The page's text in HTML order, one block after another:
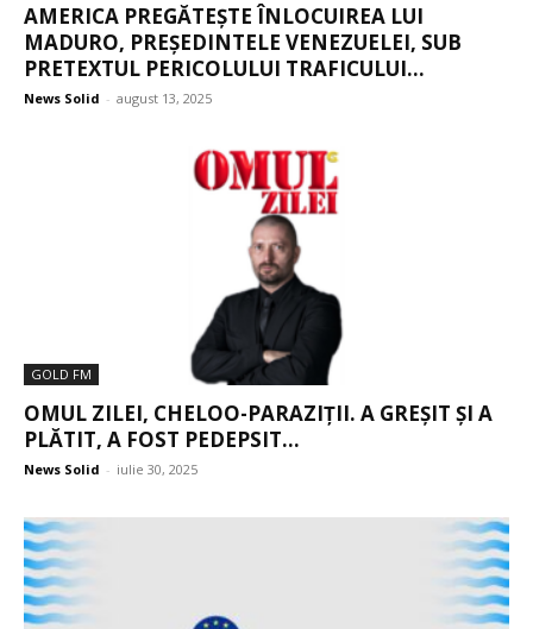
AMERICA PREGĂTEȘTE ÎNLOCUIREA LUI
MADURO, PREȘEDINTELE VENEZUELEI, SUB
PRETEXTUL PERICOLULUI TRAFICULUI...
News Solid - august 13, 2025
GOLD FM
OMUL ZILEI, CHELOO-PARAZIȚII. A GREȘIT ȘI A
PLĂTIT, A FOST PEDEPSIT...
News Solid - iulie 30, 2025